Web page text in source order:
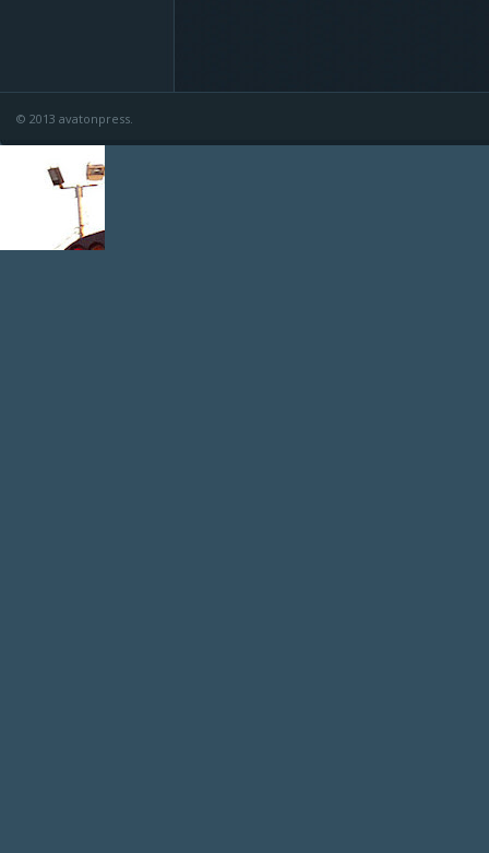
© 2013 avatonpress.